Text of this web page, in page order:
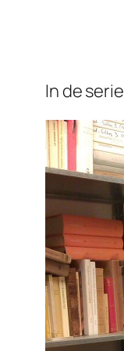
In de serie